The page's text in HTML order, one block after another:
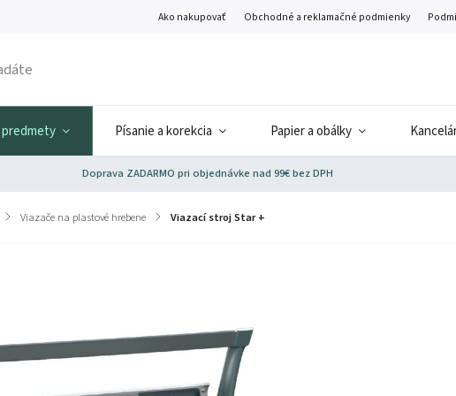
Ako nakupovať Obchodné a reklamačné podmienky
predmety Písanie a korekcia Papier a obálky
Doprava ZADARMO pri objednávke nad 99€ bez DPH
/ Viazače na plastové hrebene / Viazací stroj Star +